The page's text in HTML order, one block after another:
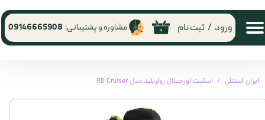
۰ ورود / ثبت نام مشاوره و پشتیبانی: 09146665908
ایران استنلی اسکیت اورجینال رولربلید مدل RB Cruiser